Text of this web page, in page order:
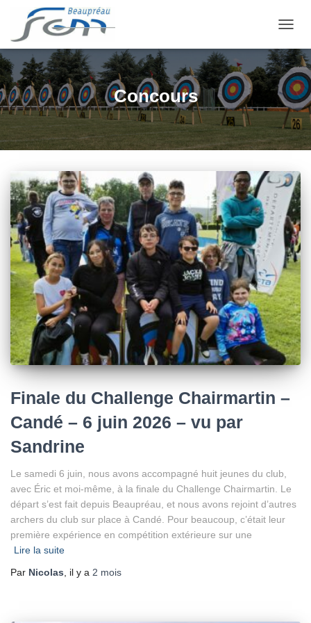
Concours
Finale du Challenge Chairmartin –
Candé – 6 juin 2026 – vu par
Sandrine
Le samedi 6 juin, nous avons accompagné huit jeunes du club,
avec Éric et moi-même, à la finale du Challenge Chairmartin. Le
départ s’est fait depuis Beaupréau, et nous avons rejoint d’autres
archers du club sur place à Candé. Pour beaucoup, c’était leur
première expérience en compétition extérieure sur une
Lire la suite
Par Nicolas , il y a 2 mois